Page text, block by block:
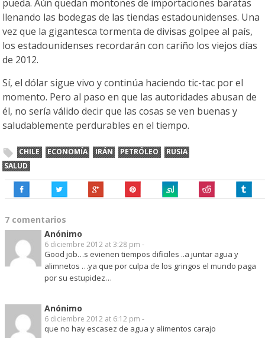
pueda. Aún quedan montones de importaciones baratas
llenando las bodegas de las tiendas estadounidenses. Una
vez que la gigantesca tormenta de divisas golpee al país,
los estadounidenses recordarán con cariño los viejos días
de 2012.
Sí, el dólar sigue vivo y continúa haciendo tic-tac por el
momento. Pero al paso en que las autoridades abusan de
él, no sería válido decir que las cosas se ven buenas y
saludablemente perdurables en el tiempo.
CHILE ECONOMÍA IRÁN PETRÓLEO
RUSIA
SALUD
7 comentarios
Anónimo
6 diciembre 2012 at 3:28 pm -
Good job…s evienen tiempos dificiles ..a juntar agua y
alimnetos …ya que por culpa de los gringos el mundo paga
por su estupidez…
Anónimo
6 diciembre 2012 at 6:12 pm -
que no hay escasez de agua y alimentos carajo